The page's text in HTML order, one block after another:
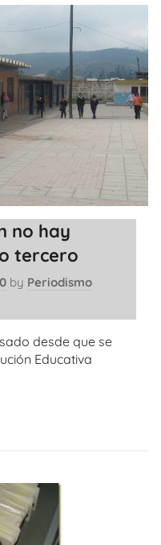
no hay
tercero
by Periodismo
desde que se
Educativa